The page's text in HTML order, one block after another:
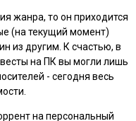
жанра, то он приходится
(на текущий момент)
из другим. К счастью, в
на ПК вы могли лишь
- сегодня весь
на персональный